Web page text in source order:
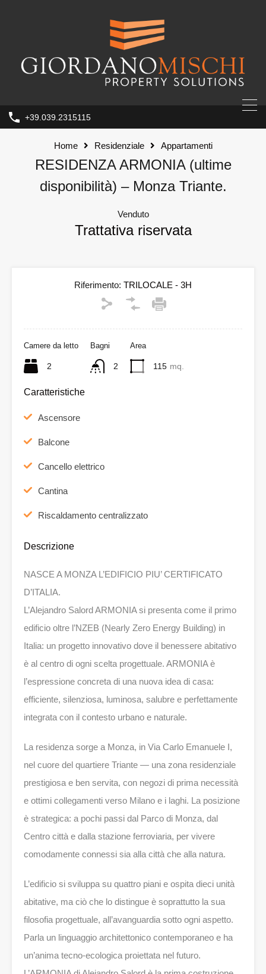
+39.039.2315115
Home Residenziale Appartamenti
RESIDENZA ARMONIA (ultime
disponibilità) – Monza Triante.
Venduto
Trattativa riservata
Riferimento: TRILOCALE - 3H
Camere da letto
2
Bagni
2
Area
115 mq.
Caratteristiche
Ascensore
Balcone
Cancello elettrico
Cantina
Riscaldamento centralizzato
Descrizione
NASCE A MONZA L’EDIFICIO PIU’ CERTIFICATO
D’ITALIA.
L’Alejandro Salord ARMONIA si presenta come il primo
edificio oltre l’NZEB (Nearly Zero Energy Building) in
Italia: un progetto innovativo dove il benessere abitativo
è al centro di ogni scelta progettuale. ARMONIA è
l’espressione concreta di una nuova idea di casa:
efficiente, silenziosa, luminosa, salubre e perfettamente
integrata con il contesto urbano e naturale.
La residenza sorge a Monza, in Via Carlo Emanuele I,
nel cuore del quartiere Triante — una zona residenziale
prestigiosa e ben servita, con negozi di prima necessità
e ottimi collegamenti verso Milano e i laghi. La posizione
è strategica: a pochi passi dal Parco di Monza, dal
Centro città e dalla stazione ferroviaria, per vivere
comodamente connessi sia alla città che alla natura.
L’edificio si sviluppa su quattro piani e ospita dieci unità
abitative, ma ciò che lo distingue è soprattutto la sua
filosofia progettuale, all’avanguardia sotto ogni aspetto.
Parla un linguaggio architettonico contemporaneo e ha
un’anima tecno-ecologica proiettata nel futuro.